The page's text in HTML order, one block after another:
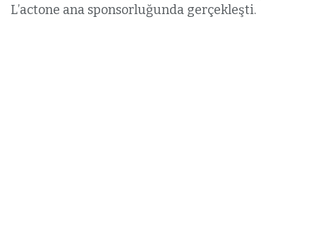
L’actone ana sponsorluğunda gerçekleşti.